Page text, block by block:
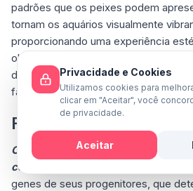
padrões que os peixes podem
tornam os aquários visualmente
proporcionando uma experiência
observadores. As variações de
de aquário são resultado de uma
fatores genéticos, ambientais e de
Fatores genéticos
Os genes desempenham um papel
cores e padrões dos peixes de
genes de seus progenitores, que
Privacidade e Cookies
Utilizamos cookies para
clicar em "Aceitar", você
de privacidade.
Aceitar